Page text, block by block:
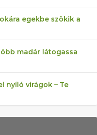
egekbe szökik a
madár látogassa
nyíló virágok – Te